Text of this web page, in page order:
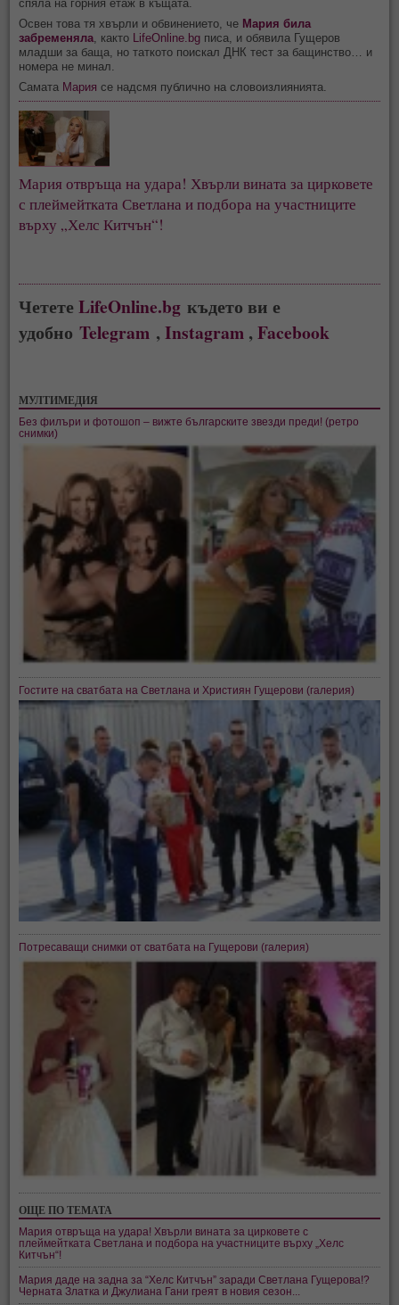
спяла на горния етаж в къщата.
Освен това тя хвърли и обвинението, че Мария била
забременяла , както LifeOnline.bg писа, и обявила Гущеров
младши за баща, но таткото поискал ДНК тест за бащинство… и
номера не минал.
Самата Мария се надсмя публично на словоизлиянията.
Мария отвръща на удара! Хвърли вината за цирковете
с плеймейтката Светлана и подбора на участниците
върху „Хелс Китчън“!
ЧететеLifeOnline.bg където ви е
удобноTelegram ,Instagram ,Facebook
МУЛТИМЕДИЯ
Без филъри и фотошоп – вижте българските звезди преди! (ретро
снимки)
Гостите на сватбата на Светлана и Християн Гущерови (галерия)
Потресаващи снимки от сватбата на Гущерови (галерия)
ОЩЕ ПО ТЕМАТА
Мария отвръща на удара! Хвърли вината за цирковете с
плеймейтката Светлана и подбора на участниците върху „Хелс
Китчън“!
Мария даде на задна за “Хелс Китчън” заради Светлана Гущерова!?
Черната Златка и Джулиана Гани греят в новия сезон...